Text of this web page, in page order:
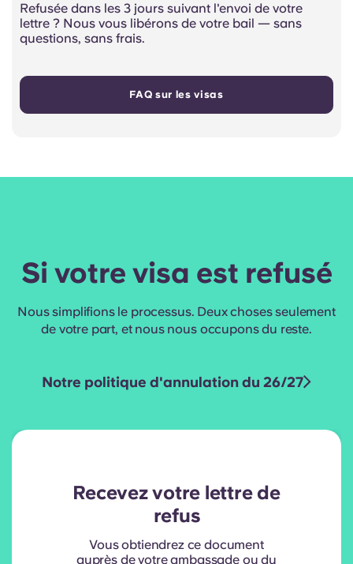
Refusée dans les 3 jours suivant l'envoi de votre
lettre ? Nous vous libérons de votre bail — sans
questions, sans frais.
FAQ sur les visas
Si votre visa est refusé
Nous simplifions le processus. Deux choses seulement
de votre part, et nous nous occupons du reste.
Notre politique d'annulation du 26/27
Recevez votre lettre de
refus
Vous obtiendrez ce document
auprès de votre ambassade ou du